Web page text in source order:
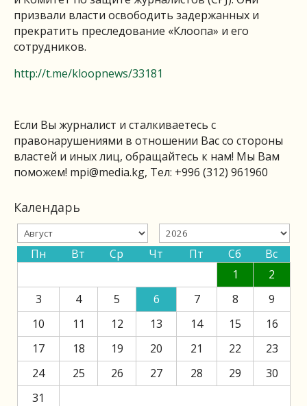
призвали власти освободить задержанных и
прекратить преследование «Клоопа» и его
сотрудников.
http://t.me/kloopnews/33181
Если Вы журналист и сталкиваетесь с
правонарушениями в отношении Вас со стороны
властей и иных лиц, обращайтесь к нам! Мы Вам
поможем! mpi@media.kg, Тел: +996 (312) 961960
Календарь
Пн Вт Ср Чт Пт Сб
Вс
1
2
3
4 5 6 7 8
9
10
11 12 13 14 15
16
17
18 19 20 21 22
23
24
25 26 27 28 29
30
31